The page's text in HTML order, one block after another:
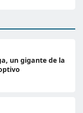
un gigante de la